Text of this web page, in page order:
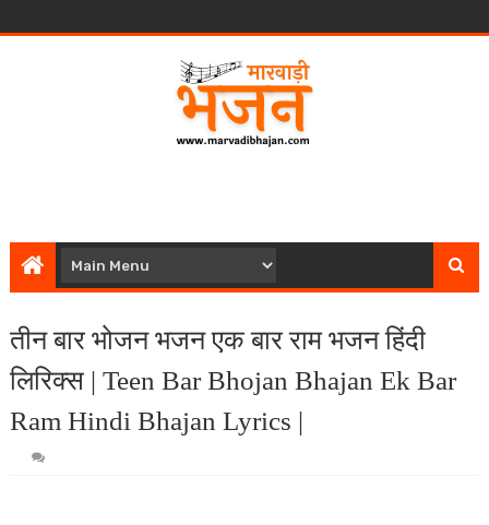
तीन बार भोजन भजन एक बार राम भजन हिंदी
लिरिक्स | Teen Bar Bhojan Bhajan Ek Bar
Ram Hindi Bhajan Lyrics |